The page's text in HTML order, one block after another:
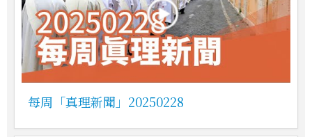
每周「真理新聞」20250228